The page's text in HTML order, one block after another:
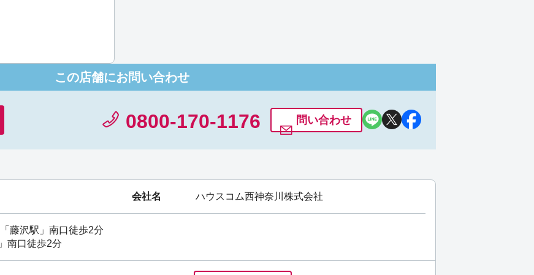
この店舗にお問い合わせ
0800-170-1176 問い合わせ
会社名 ハウスコム西神奈川株式会社
「 藤沢駅 」南口徒歩2分
」南口徒歩2分